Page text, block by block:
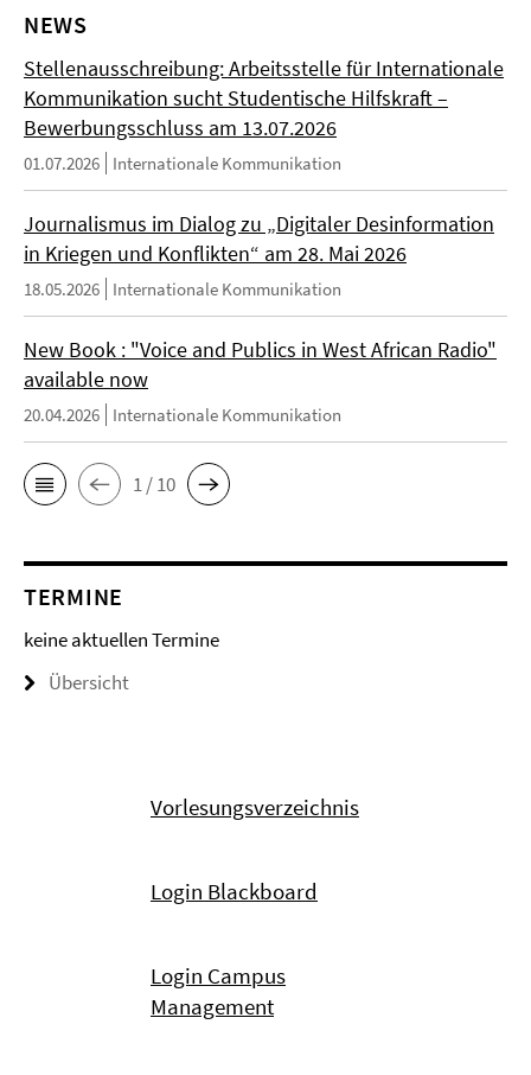
NEWS
Stellenausschreibung: Arbeitsstelle für Internationale
Kommunikation sucht Studentische Hilfskraft –
Bewerbungsschluss am 13.07.2026
01.07.2026 Internationale Kommunikation
Journalismus im Dialog zu „Digitaler Desinformation
in Kriegen und Konflikten“ am 28. Mai 2026
18.05.2026 Internationale Kommunikation
New Book : "Voice and Publics in West African Radio"
available now
20.04.2026 Internationale Kommunikation
1 / 10
TERMINE
keine aktuellen Termine
Übersicht
Vorlesungsverzeichnis
Login Blackboard
Login Campus
Management